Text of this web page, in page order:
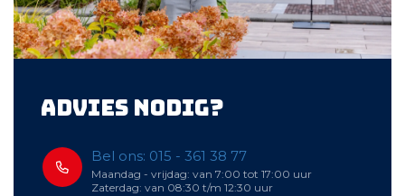
Advies nodig?
Bel ons: 015 - 361 38 77
Maandag - vrijdag: van 7:00 tot 17:00 uur
Zaterdag: van 08:30 t/m 12:30 uur